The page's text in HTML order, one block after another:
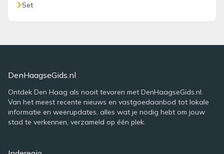
Set
DenHaagseGids.nl
Ontdek Den Haag als nooit tevoren met DenHaagseGids.nl.
Van het meest recente nieuws en vastgoedaanbod tot lokale
informatie en weerupdates, alles wat je nodig hebt om jouw
stad te verkennen, verzameld op één plek.